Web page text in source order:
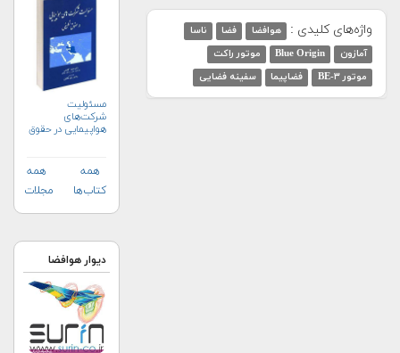
واژه‌های کلیدی : هوافضا فضا
ناسا
آمازون
Blue Origin
موتور راکت
موتور BE-۳
فضاپیما سفینه فضایی
مسئولیت
شرکت‌های
هواپیمایی در حقوق
همه
کتاب‌ها
همه
مجلات
دیوار هوافضا